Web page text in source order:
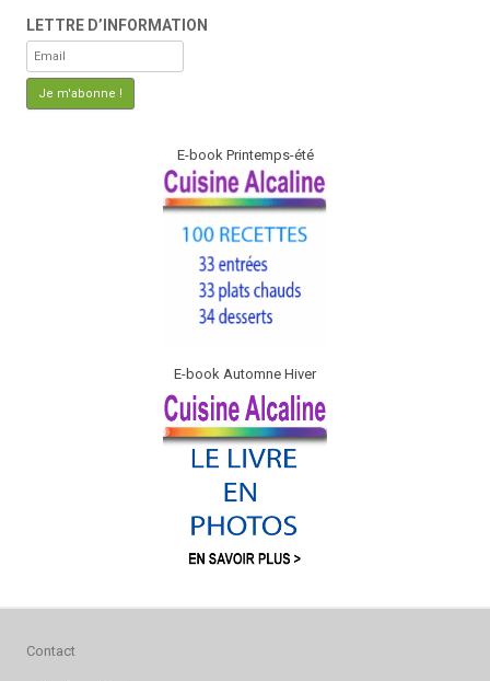
LETTRE D’INFORMATION
E-book Printemps-été
E-book Automne Hiver
Contact